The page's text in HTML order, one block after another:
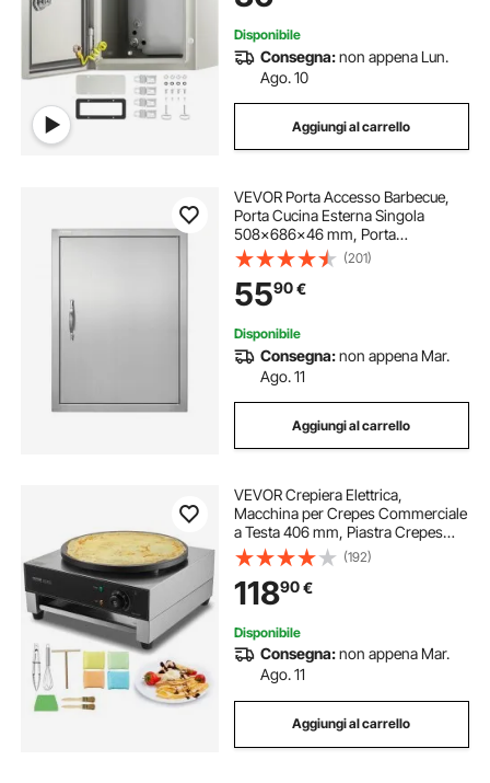
Disponibile
Consegna:non appena Lun.
Ago. 10
Aggiungi al carrello
VEVOR Porta Accesso Barbecue,
Porta Cucina Esterna Singola
508x686x46 mm, Porta
Reversibile da Incasso in Acciaio
Inox, con Maniglia, per Isola
Barbecue, Armadio Esterno,
Giardino
(201)
5590€
Disponibile
Consegna:non appena Mar.
Ago. 11
Aggiungi al carrello
VEVOR Crepiera Elettrica,
Macchina per Crepes Commerciale
a Testa 406 mm, Piastra Crepes
Piastra Piana 3000 W, Macchina in
Acciaio Inox Antiaderente, Fornello
Circolare, Controllo per
Temperatura
(192)
11890€
Disponibile
Consegna:non appena Mar.
Ago. 11
Aggiungi al carrello